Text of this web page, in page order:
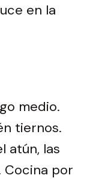
en la
medio.
tiernos.
atún, las
Cocina por